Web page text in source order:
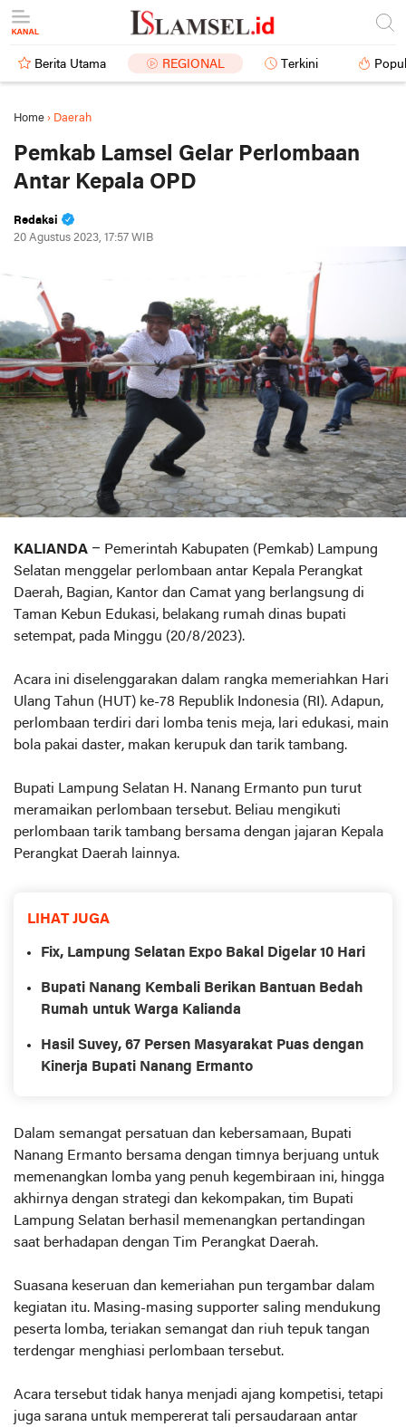
Berita Utama REGIONAL Terkini
Home › Daerah
Pemkab Lamsel Gelar Perlombaan
Antar Kepala OPD
Redaksi
20 Agustus 2023, 17:57 WIB
KALIANDA – Pemerintah Kabupaten (Pemkab) Lampung
Selatan menggelar perlombaan antar Kepala Perangkat
Daerah, Bagian, Kantor dan Camat yang berlangsung di
Taman Kebun Edukasi, belakang rumah dinas bupati
setempat, pada Minggu (20/8/2023).
Acara ini diselenggarakan dalam rangka memeriahkan Hari
Ulang Tahun (HUT) ke-78 Republik Indonesia (RI). Adapun,
perlombaan terdiri dari lomba tenis meja, lari edukasi, main
bola pakai daster, makan kerupuk dan tarik tambang.
Bupati Lampung Selatan H. Nanang Ermanto pun turut
meramaikan perlombaan tersebut. Beliau mengikuti
perlombaan tarik tambang bersama dengan jajaran Kepala
Perangkat Daerah lainnya.
LIHAT JUGA
Fix, Lampung Selatan Expo Bakal Digelar 10 Hari
Bupati Nanang Kembali Berikan Bantuan Bedah
Rumah untuk Warga Kalianda
Hasil Suvey, 67 Persen Masyarakat Puas dengan
Kinerja Bupati Nanang Ermanto
Dalam semangat persatuan dan kebersamaan, Bupati
Nanang Ermanto bersama dengan timnya berjuang untuk
memenangkan lomba yang penuh kegembiraan ini, hingga
akhirnya dengan strategi dan kekompakan, tim Bupati
Lampung Selatan berhasil memenangkan pertandingan
saat berhadapan dengan Tim Perangkat Daerah.
Suasana keseruan dan kemeriahan pun tergambar dalam
kegiatan itu. Masing-masing supporter saling mendukung
peserta lomba, teriakan semangat dan riuh tepuk tangan
terdengar menghiasi perlombaan tersebut.
Acara tersebut tidak hanya menjadi ajang kompetisi, tetapi
juga sarana untuk mempererat tali persaudaraan antar